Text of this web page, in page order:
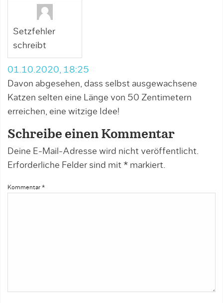
Setzfehler
schreibt
01.10.2020, 18:25
Davon abgesehen, dass selbst ausgewachsene
Katzen selten eine Länge von 50 Zentimetern
erreichen, eine witzige Idee!
Schreibe einen Kommentar
Deine E-Mail-Adresse wird nicht veröffentlicht.
Erforderliche Felder sind mit * markiert.
Kommentar *